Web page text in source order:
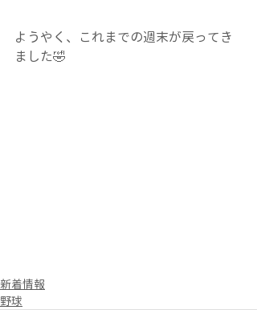
ようやく、これまでの週末が戻ってき
ました🤣
新着情報
野球